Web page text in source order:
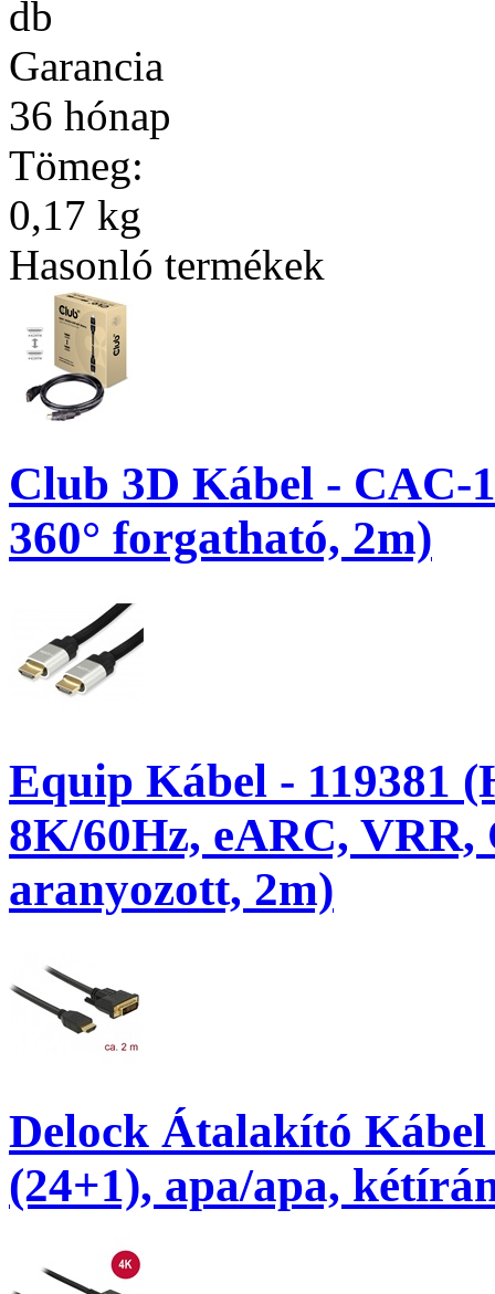
db
Garancia
36 hónap
Tömeg:
0,17 kg
Hasonló termékek
Club 3D Kábel - CAC-
360° forgatható, 2m)
Equip Kábel - 119381
8K/60Hz, eARC,
aranyozott, 2m)
Delock Átalakító
(24+1), apa/apa,